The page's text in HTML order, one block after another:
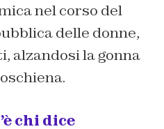
nel corso del
delle donne,
alzandosi la gonna
chi dice